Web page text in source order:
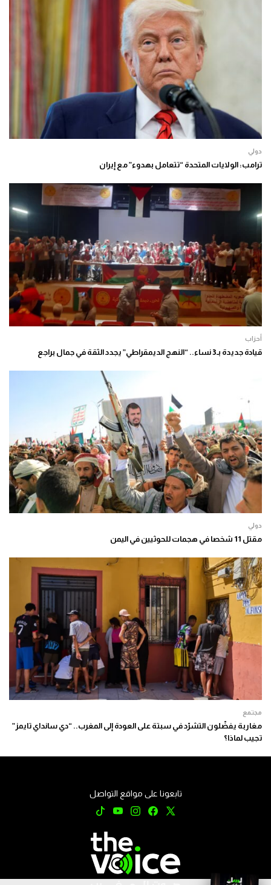
دولي
ترامب: الولايات المتحدة “تتعامل بهدوء” مع إيران
أحزاب
قيادة جديدة بـ3 نساء.. “النهج الديمقراطي” يجدد الثقة في جمال براجع
دولي
مقتل 11 شخصا في هجمات للحوثيين في اليمن
مجتمع
مغاربة يفضّلون التشرّد في سبتة على العودة إلى المغرب.. “دي سانداي تايمز”
تجيب لماذا؟
تابعونا على مواقع التواصل